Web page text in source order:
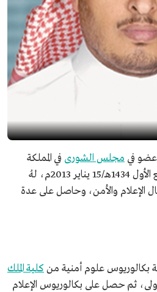
الشهري.
ورئيس لجنة الشؤون الخارجية في
أمنية من كلية الملك فهد الأمنية.
العليا في الإعلام من جامعة الإمام محمد بن
عضو في مجلس الشورى في المملكة
العربية السعودية منذ 3 ربيع الأول 1434هـ/15 يناير 2013م، لهُ
الإعلام والأمن، وحاصل على عدة
علوم أمنية من كلية الملك
ثم حصل على بكالوريوس الإعلام